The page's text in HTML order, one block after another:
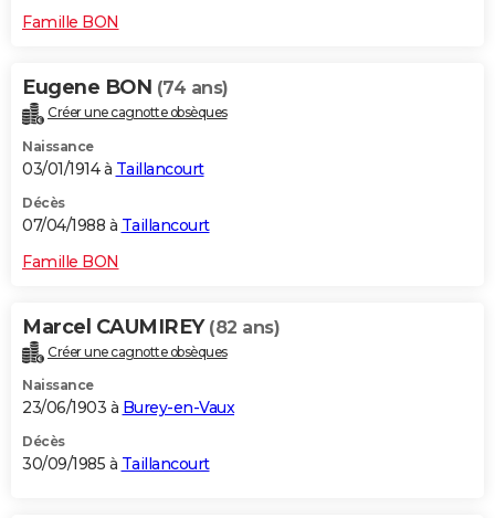
Famille BON
Eugene BON (74 ans)
Créer une cagnotte obsèques
Naissance
03/01/1914 à Taillancourt
Décès
07/04/1988 à Taillancourt
Famille BON
Marcel CAUMIREY (82 ans)
Créer une cagnotte obsèques
Naissance
23/06/1903 à Burey-en-Vaux
Décès
30/09/1985 à Taillancourt